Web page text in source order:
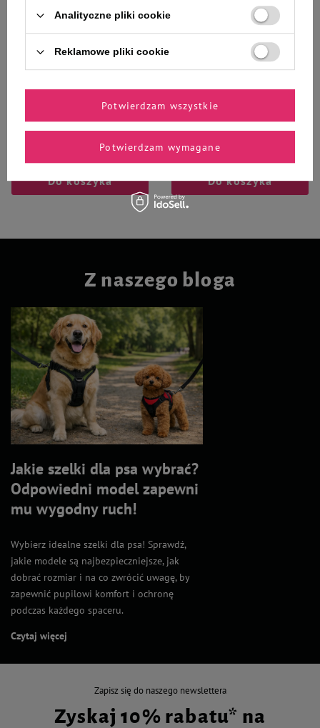
250ml
+
Do koszyka
14,60 zł
-
Do koszyka
Z naszego bloga
Jakie szelki dla psa wybrać?
Odpowiedni model zapewni
mu wygodny ruch!
Wybierz idealne szelki dla psa! Sprawdź,
jakie modele są najbezpieczniejsze, jak
dobrać rozmiar i na co zwrócić uwagę, by
zapewnić pupilowi komfort i ochronę
podczas każdego spaceru.
Czytaj więcej
Zapisz się do naszego newslettera
Zyskaj 10% rabatu* na
Analityczne pliki cookie
Reklamowe pliki cookie
Potwierdzam wymagane
Potwierdzam wszystkie